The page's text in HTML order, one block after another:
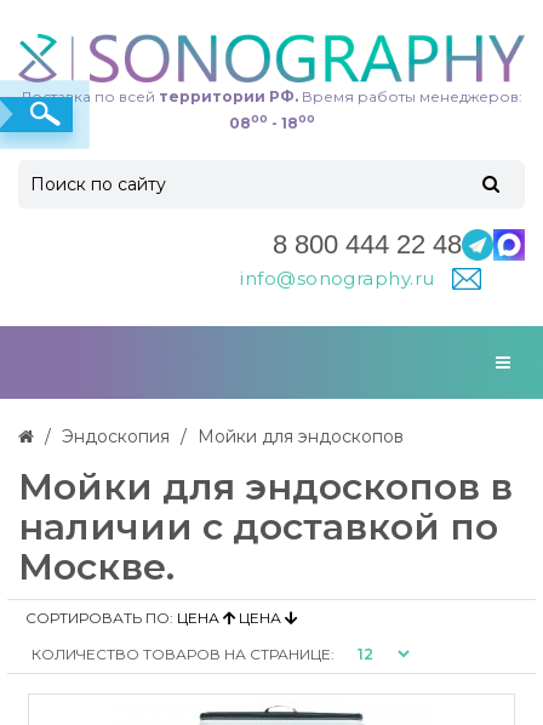
Доставка по всей территории РФ. Время работы менеджеров:
0800 - 1800
8 800 444 22 48
info@sonography.ru
Эндоскопия Мойки для эндоскопов
Мойки для эндоскопов в
наличии с доставкой по
Москве.
СОРТИРОВАТЬ ПО: ЦЕНА
ЦЕНА
КОЛИЧЕСТВО ТОВАРОВ НА СТРАНИЦЕ: